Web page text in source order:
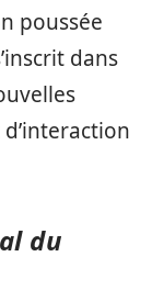
poussée
dans
du